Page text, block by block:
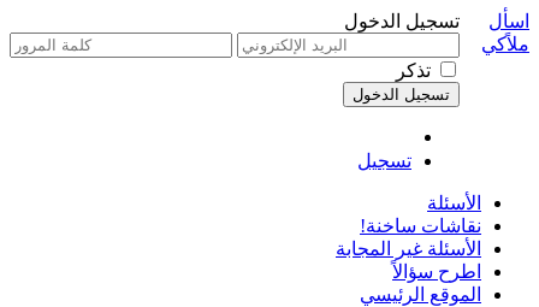
تسجيل الدخول
تذكر
تسجيل
اسأل
ملاًكي
الأسئلة
نقاشات ساخنة!
الأسئلة غير المجابة
اطرح سؤالاً
الموقع الرئيسي